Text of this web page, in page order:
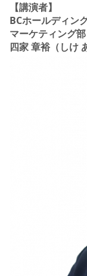
【講演者】
BCホールディン
マーケティング
四家 章裕（しけ